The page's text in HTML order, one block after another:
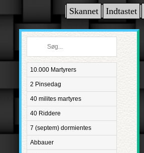
Skannet Indtastet
10.000 Martyrers
2 Pinsedag
40 milites martyres
40 Riddere
7 (septem) dormientes
Abbauer